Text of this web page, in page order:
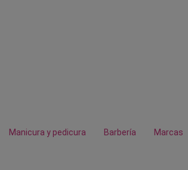
Manicura y pedicura Barbería Marcas